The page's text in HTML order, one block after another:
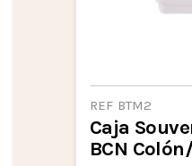
REF BTM2
Caja
BCN